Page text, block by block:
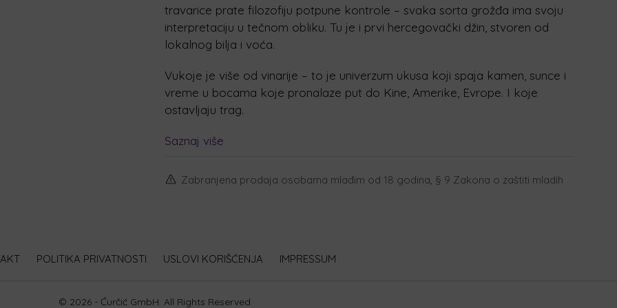
travarice prate filozofiju potpune kontrole – svaka sorta grožđa ima svoju
interpretaciju u tečnom obliku. Tu je i prvi hercegovački džin, stvoren od
lokalnog bilja i voća.
Vukoje je više od vinarije – to je univerzum ukusa koji spaja kamen, sunce i
vreme u bocama koje pronalaze put do Kine, Amerike, Evrope. I koje
ostavljaju trag.
Saznaj više
Zabranjena prodaja osobama mlađim od 18 godina, § 9 Zakona o zaštiti mladih
POLITIKA PRIVATNOSTI USLOVI KORIŠĆENJA IMPRESSUM
© 2026 - Ćurčić GmbH. All Rights Reserved